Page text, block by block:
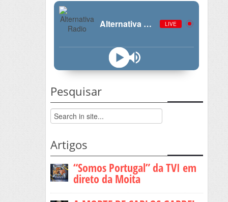
Alternativa Radio LIVE
Pesquisar
Artigos
“Somos Portugal” da TVI em
direto da Moita